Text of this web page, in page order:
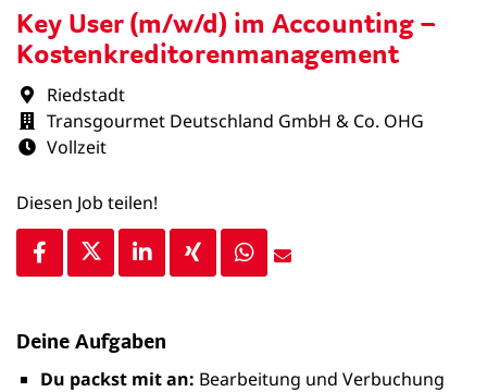
Key User (m/w/d) im Accounting –
Kostenkreditorenmanagement
Riedstadt
Transgourmet Deutschland GmbH & Co. OHG
Vollzeit
Diesen Job teilen!
Deine Aufgaben
Du packst mit an: Bearbeitung und Verbuchung